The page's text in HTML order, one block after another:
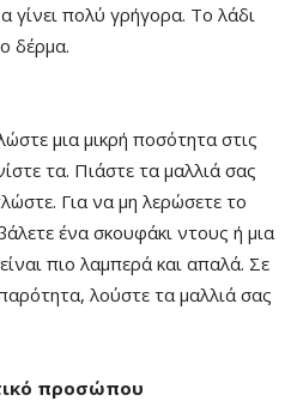
γίνει πολύ γρήγορα. Το λάδι
δέρμα.
μια μικρή ποσότητα στις
τα. Πιάστε τα μαλλιά σας
Για να μη λερώσετε το
ένα σκουφάκι ντους ή μια
πιο λαμπερά και απαλά. Σε
λούστε τα μαλλιά σας
προσώπου